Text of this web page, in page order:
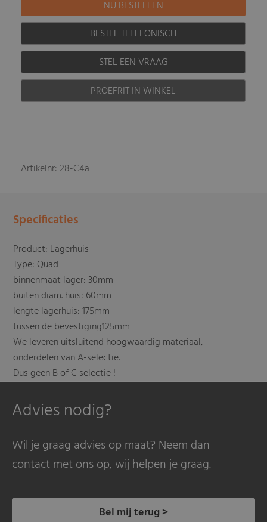
BESTEL TELEFONISCH
STEL EEN VRAAG
PROEFRIT IN WINKEL
Artikelnr: 28-C4a
Specificaties
Product: Lagerhuis
Type: Quad
binnenmaat lager: 30mm
buiten diam. huis: 60mm
lengte lagerhuis: 175mm
tussen de bevestiging125mm
We leveren uitsluitend hoogwaardig materiaal,
onderdelen van A-selectie.
Dus geen B of C selectie !
Advies nodig?
Wil je graag advies op maat? Neem dan
contact met ons op, wij helpen je graag.
Bel mij terug >